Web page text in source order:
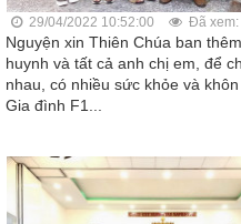
29/04/2022 10:52:00 Đã
Nguyện xin Thiên Chúa ban
huynh và tất cả anh chị em, để
nhau, có nhiều sức khỏe và
Gia đình F1...